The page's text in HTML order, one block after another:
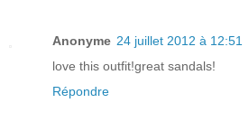
Anonyme 24 juillet 2012 à 12:51
love this outfit!great sandals!
Répondre